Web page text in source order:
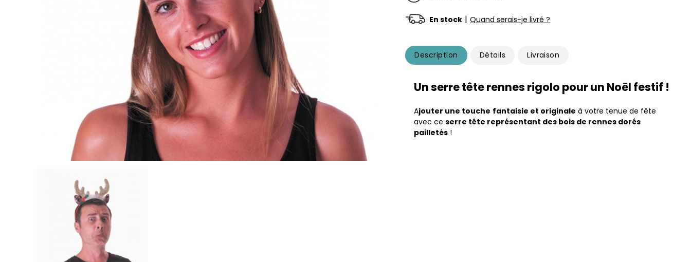
En stock | Quand serais-je livré ?
Description Détails Livraison
Un serre tête rennes rigolo pour un Noël festif !
Ajouter une touche fantaisie et originale à votre tenue de fête
avec ceserre tête représentant des bois de rennes dorés
pailletés !